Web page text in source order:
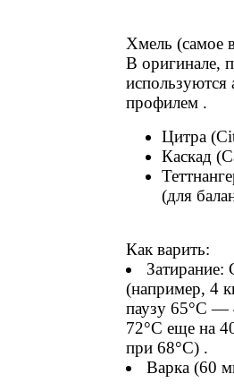
Хмель (самое
В оригинале,
используются
профилем .
Цитра
Каскад
(для
Как варить:
Затирание:
(например, 4
паузу 65°C —
72°C еще на
при 68°C) .
Варка (60